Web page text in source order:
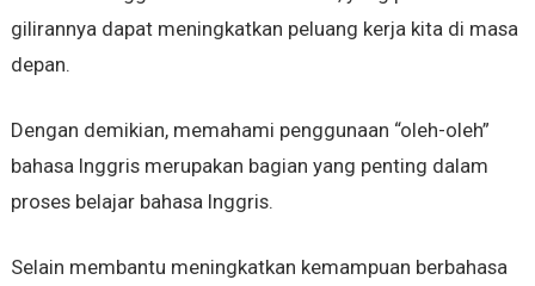
gilirannya dapat meningkatkan peluang kerja kita di masa
depan.
Dengan demikian, memahami penggunaan “oleh-oleh”
bahasa Inggris merupakan bagian yang penting dalam
proses belajar bahasa Inggris.
Selain membantu meningkatkan kemampuan berbahasa